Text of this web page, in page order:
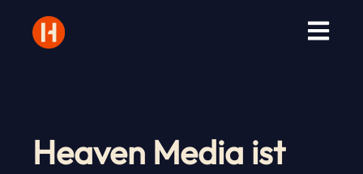
springen
Heaven Media ist